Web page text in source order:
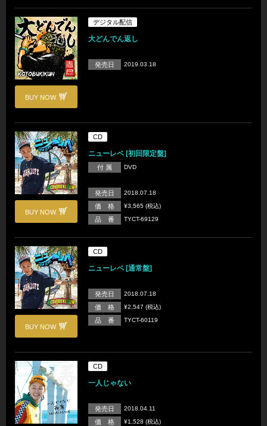
BUY NOW
デジタル配信
大どんでん返し
発売日 2019.03.18
BUY NOW
CD
ニューレベ [初回限定盤]
付 属 DVD
発売日 2018.07.18
価 格 ¥3,565 (税込)
品 番 TYCT-69129
BUY NOW
CD
ニューレベ [通常盤]
発売日 2018.07.18
価 格 ¥2,547 (税込)
品 番 TYCT-60119
CD
一人じゃない
発売日 2018.04.11
価 格 ¥1,528 (税込)